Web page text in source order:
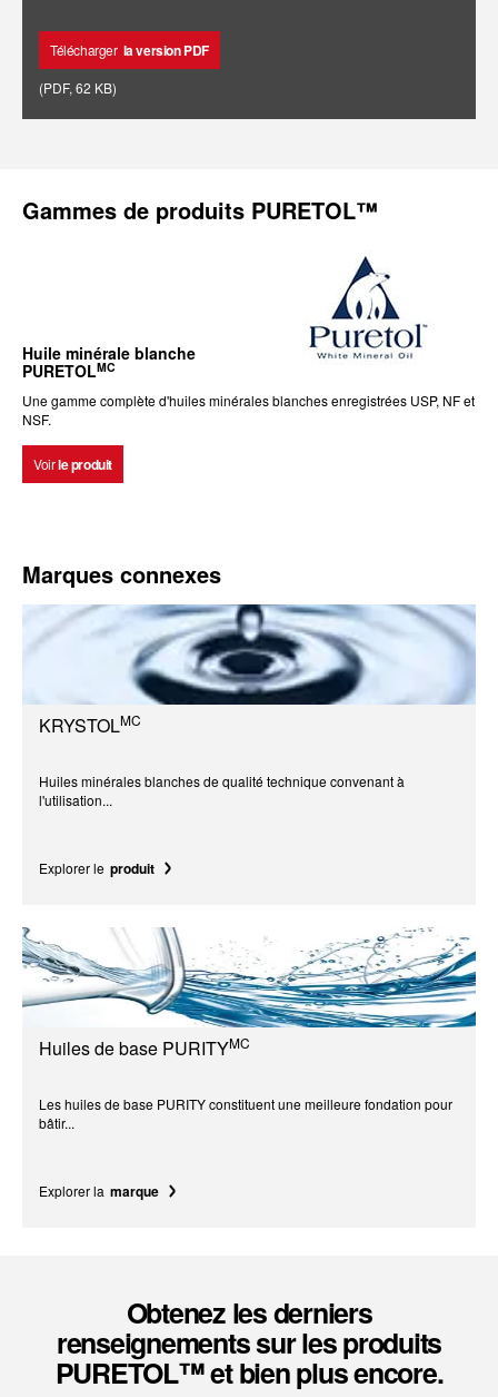
Télécharger la version PDF
(PDF, 62 KB)
Gammes de produits PURETOL™
Huile minérale blanche
PURETOLMC
Une gamme complète d'huiles minérales blanches enregistrées USP, NF et
NSF.
Voirle produit
Marques connexes
KRYSTOLMC
Huiles minérales blanches de qualité technique convenant à
l'utilisation...
Explorer le produit
Huiles de base PURITYMC
Les huiles de base PURITY constituent une meilleure fondation pour
bâtir...
Explorer la marque
Obtenez les derniers
renseignements sur les produits
PURETOL™ et bien plus encore.